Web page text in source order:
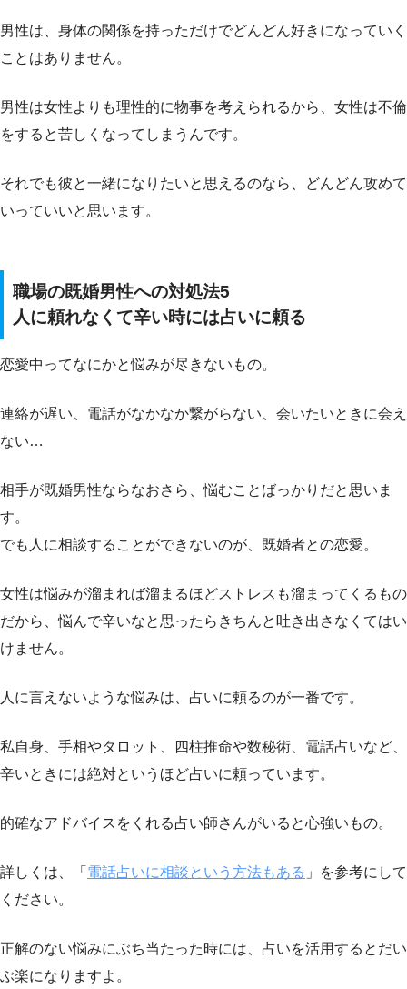
男性は、身体の関係を持っただけでどんどん好きになっていく
ことはありません。
男性は女性よりも理性的に物事を考えられるから、女性は不倫
をすると苦しくなってしまうんです。
それでも彼と一緒になりたいと思えるのなら、どんどん攻めて
いっていいと思います。
職場の既婚男性への対処法5
人に頼れなくて辛い時には占いに頼る
恋愛中ってなにかと悩みが尽きないもの。
連絡が遅い、電話がなかなか繋がらない、会いたいときに会え
ない…
相手が既婚男性ならなおさら、悩むことばっかりだと思いま
す。
でも人に相談することができないのが、既婚者との恋愛。
女性は悩みが溜まれば溜まるほどストレスも溜まってくるもの
だから、悩んで辛いなと思ったらきちんと吐き出さなくてはい
けません。
人に言えないような悩みは、占いに頼るのが一番です。
私自身、手相やタロット、四柱推命や数秘術、電話占いなど、
辛いときには絶対というほど占いに頼っています。
的確なアドバイスをくれる占い師さんがいると心強いもの。
詳しくは、「 電話占いに相談という方法もある 」を参考にして
ください。
正解のない悩みにぶち当たった時には、占いを活用するとだい
ぶ楽になりますよ。